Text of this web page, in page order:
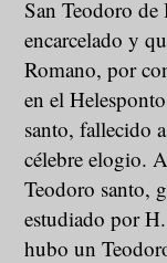
San Teodoro de
encarcelado y
Romano, por
en el
santo, fallecido
célebre elogio.
Teodoro santo,
estudiado por
hubo un